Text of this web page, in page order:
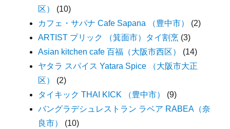
区）
(10)
カフェ・サパナ Cafe Sapana （豊中市）
(2)
ARTIST プリック （箕面市）タイ割烹 (3)
Asian kitchen cafe 百福（大阪市西区）
(14)
ヤタラ スパイス Yatara Spice （大阪市大正
区）
(2)
タイキック THAI KICK （豊中市）
(9)
バングラデシュレストラン ラベア RABEA（奈
良市）
(10)